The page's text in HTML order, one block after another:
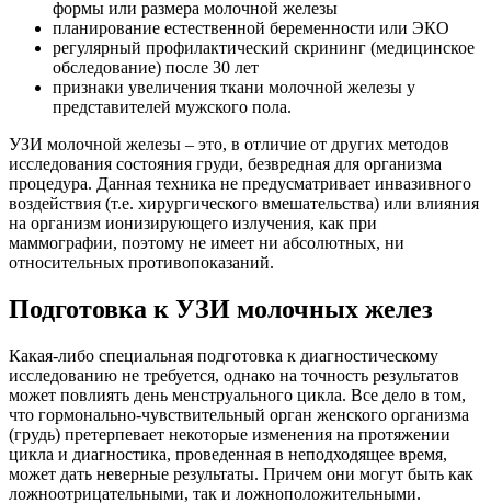
формы или размера молочной железы
планирование естественной беременности или ЭКО
регулярный профилактический скрининг (медицинское
обследование) после 30 лет
признаки увеличения ткани молочной железы у
представителей мужского пола.
УЗИ молочной железы – это, в отличие от других методов
исследования состояния груди, безвредная для организма
процедура. Данная техника не предусматривает инвазивного
воздействия (т.е. хирургического вмешательства) или влияния
на организм ионизирующего излучения, как при
маммографии, поэтому не имеет ни абсолютных, ни
относительных противопоказаний.
Подготовка к УЗИ молочных желез
Какая-либо специальная подготовка к диагностическому
исследованию не требуется, однако на точность результатов
может повлиять день менструального цикла. Все дело в том,
что гормонально-чувствительный орган женского организма
(грудь) претерпевает некоторые изменения на протяжении
цикла и диагностика, проведенная в неподходящее время,
может дать неверные результаты. Причем они могут быть как
ложноотрицательными, так и ложноположительными.